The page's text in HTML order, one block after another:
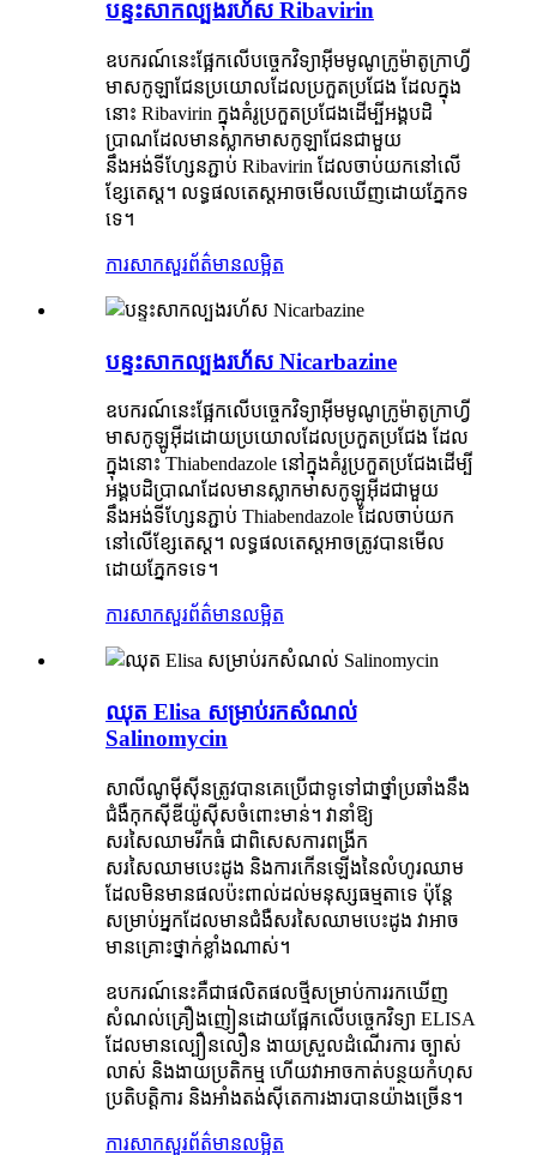
បន្ទះសាកល្បងរហ័ស Ribavirin
ឧបករណ៍នេះផ្អែកលើបច្ចេកវិទ្យាអ៊ីមមូណូក្រូម៉ាតូក្រាហ្វី
មាសកូឡាជែនប្រយោលដែលប្រកួតប្រជែង ដែលក្នុង
នោះ Ribavirin ក្នុងគំរូប្រកួតប្រជែងដើម្បីអង្គបដិ
ប្រាណដែលមានស្លាកមាសកូឡាជែនជាមួយ
នឹងអង់ទីហ្សែនភ្ជាប់ Ribavirin ដែលចាប់យកនៅលើ
ខ្សែតេស្ត។ លទ្ធផលតេស្តអាចមើលឃើញដោយភ្នែកទ
ទេ។
ការសាកសួរព័ត៌មានលម្អិត
បន្ទះសាកល្បងរហ័ស Nicarbazine
ឧបករណ៍នេះផ្អែកលើបច្ចេកវិទ្យាអ៊ីមមូណូក្រូម៉ាតូក្រាហ្វី
មាសកូឡូអ៊ីដដោយប្រយោលដែលប្រកួតប្រជែង ដែល
ក្នុងនោះ Thiabendazole នៅក្នុងគំរូប្រកួតប្រជែងដើម្បី
អង្គបដិប្រាណដែលមានស្លាកមាសកូឡូអ៊ីដជាមួយ
នឹងអង់ទីហ្សែនភ្ជាប់ Thiabendazole ដែលចាប់យក
នៅលើខ្សែតេស្ត។ លទ្ធផលតេស្តអាចត្រូវបានមើល
ដោយភ្នែកទទេ។
ការសាកសួរព័ត៌មានលម្អិត
ឈុត Elisa សម្រាប់​រក​សំណល់
Salinomycin
សាលីណូម៉ីស៊ីនត្រូវបានគេប្រើជាទូទៅជាថ្នាំប្រឆាំងនឹង
ជំងឺកុកស៊ីឌីយ៉ូស៊ីសចំពោះមាន់។ វានាំឱ្យ
សរសៃឈាមរីកធំ ជាពិសេសការពង្រីក
សរសៃឈាមបេះដូង និងការកើនឡើងនៃលំហូរឈាម
ដែលមិនមានផលប៉ះពាល់ដល់មនុស្សធម្មតាទេ ប៉ុន្តែ
សម្រាប់អ្នកដែលមានជំងឺសរសៃឈាមបេះដូង វាអាច
មានគ្រោះថ្នាក់ខ្លាំងណាស់។
ឧបករណ៍នេះគឺជាផលិតផលថ្មីសម្រាប់ការរកឃើញ
សំណល់គ្រឿងញៀនដោយផ្អែកលើបច្ចេកវិទ្យា ELISA
ដែលមានល្បឿនលឿន ងាយស្រួលដំណើរការ ច្បាស់
លាស់ និងងាយប្រតិកម្ម ហើយវាអាចកាត់បន្ថយកំហុស
ប្រតិបត្តិការ និងអាំងតង់ស៊ីតេការងារបានយ៉ាងច្រើន។
ការសាកសួរព័ត៌មានលម្អិត